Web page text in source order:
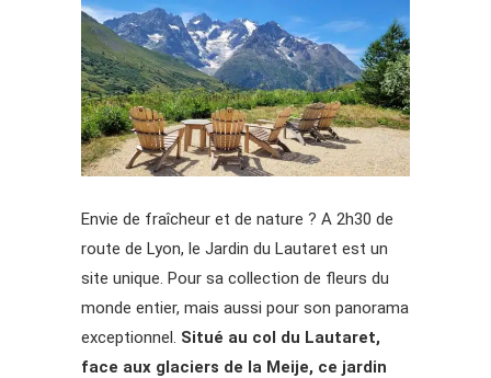
Envie de fraîcheur et de nature ? A 2h30 de
route de Lyon, le Jardin du Lautaret est un
site unique. Pour sa collection de fleurs du
monde entier, mais aussi pour son panorama
exceptionnel. Situé au col du Lautaret,
face aux glaciers de la Meije, ce jardin